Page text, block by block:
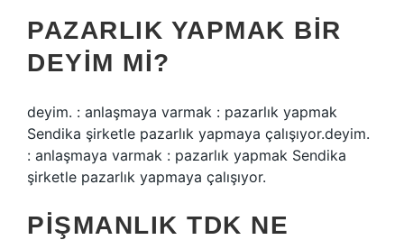
PAZARLIK YAPMAK BIR
DEYIM MI?
deyim. : anlaşmaya varmak : pazarlık yapmak
Sendika şirketle pazarlık yapmaya çalışıyor.deyim.
: anlaşmaya varmak : pazarlık yapmak Sendika
şirketle pazarlık yapmaya çalışıyor.
PIŞMANLIK TDK NE